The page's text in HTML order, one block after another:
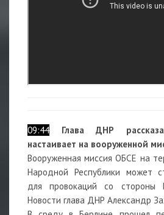
09:44
Глава ДНР
настаивает на вооруженной
Вооруженная миссия ОБСЕ на
Народной Республики может
для провокаций со стороны
Новости глава ДНР Александр